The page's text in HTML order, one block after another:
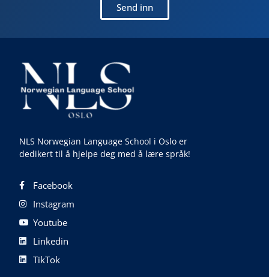
Send inn
NLS Norwegian Language School i Oslo er
dedikert til å hjelpe deg med å lære språk!
Facebook
Instagram
Youtube
Linkedin
TikTok